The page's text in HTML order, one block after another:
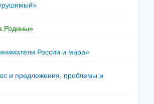
Родины»
России и мира»
и предложения, проблемы и